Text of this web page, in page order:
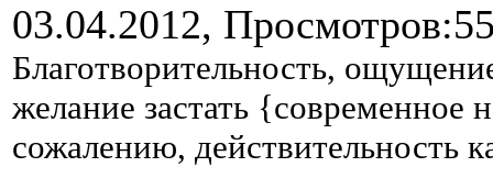
03.04.2012,
Благотворительность,
желание застать {современное
сожалению, действительность